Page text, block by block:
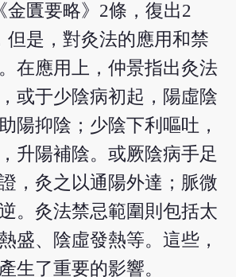
金匱要略》2條，復出2
但是，對灸法的應用和禁
在應用上，仲景指出灸法
或于少陰病初起，陽虛陰
陽抑陰；少陰下利嘔吐，
升陽補陰。或厥陰病手足
，灸之以通陽外達；脈微
。灸法禁忌範圍則包括太
盛、陰虛發熱等。這些，
生了重要的影響。